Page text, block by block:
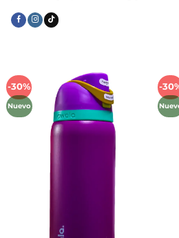
-30%
Nuevo
Añadir
lista de
deseos
-